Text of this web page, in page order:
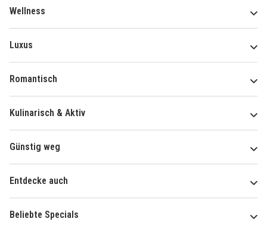
Wellness
Luxus
Romantisch
Kulinarisch & Aktiv
Günstig weg
Entdecke auch
Beliebte Specials